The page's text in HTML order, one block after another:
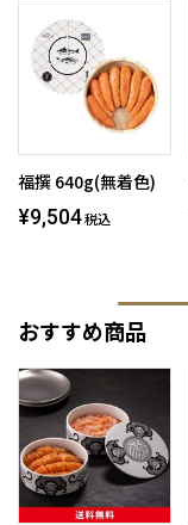
福撰 640g(無着色)
¥9,504税込
おすすめ商品